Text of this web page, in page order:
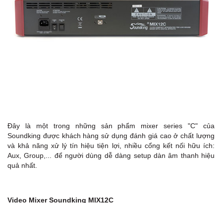
Đây là một trong những sản phẩm mixer series "C" của
Soundking được khách hàng sử dụng đánh giá cao ở chất lượng
và khả năng xử lý tín hiệu tiện lợi, nhiều cổng kết nối hữu ích:
Aux, Group,... để người dùng dễ dàng setup dàn âm thanh hiệu
quả nhất.
Video Mixer Soundking MIX12C